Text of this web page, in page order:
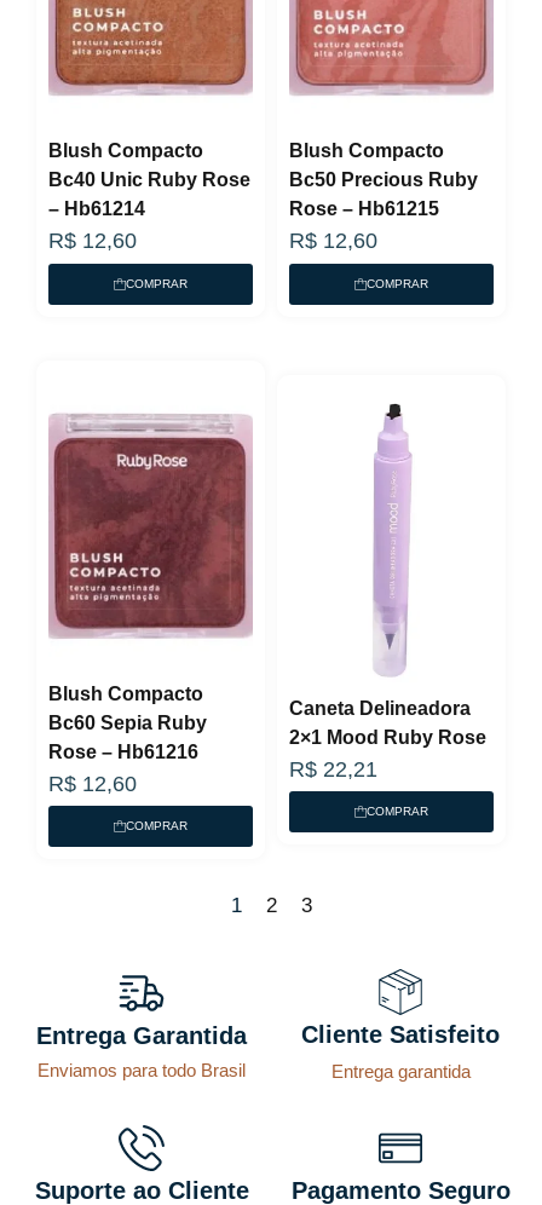
Blush Compacto
Bc40 Unic Ruby Rose
– Hb61214
R$ 12,60
COMPRAR
Blush Compacto
Bc50 Precious Ruby
Rose – Hb61215
R$ 12,60
COMPRAR
Blush Compacto
Bc60 Sepia Ruby
Rose – Hb61216
R$ 12,60
COMPRAR
Caneta Delineadora
2×1 Mood Ruby Rose
R$ 22,21
COMPRAR
1 2 3
Entrega Garantida
Enviamos para todo Brasil
Cliente Satisfeito
Entrega garantida
Suporte ao Cliente Pagamento Seguro